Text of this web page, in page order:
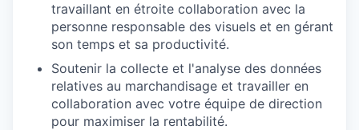
travaillant en étroite collaboration avec la
personne responsable des visuels et en gérant
son temps et sa productivité.
Soutenir la collecte et l'analyse des données
relatives au marchandisage et travailler en
collaboration avec votre équipe de direction
pour maximiser la rentabilité.